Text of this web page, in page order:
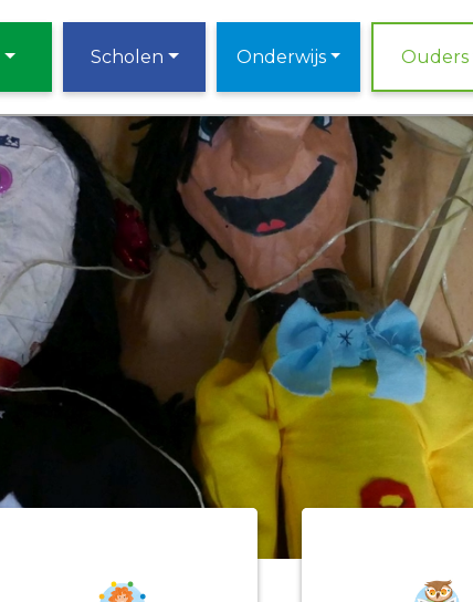
Scholen Onderwijs Ouders